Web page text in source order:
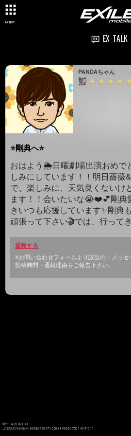
ARTIST
EX TALK
PANDAちゃん
⭐剛典へ⭐
おはよう🌦️日曜劇場出演おめで
しみにしています！！明日薔薇
で、楽しみに、天気良くないけ
ます！！会いたいな😭❤️💕剛
きいつも応援しています✨剛典
頑張って下さい🎬️では、行って
通報する
※お問い合わせフォームより該当の・メッセ
投稿時間・通報理由をご報告下さい。
©2004-2026 LDH
JASRAC許諾番号 9008675017Y55011 9008675014Y41011